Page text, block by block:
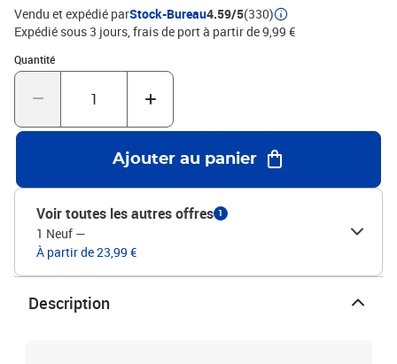
Vendu et expédié parStock-Bureau4.59/5(330)
Expédié sous 3 jours, frais de port à partir de 9,99 €
Quantité
Quantité : 1
Ajouter au panier
Voir toutes les autres offres 1
1 Neuf —
À partir de 23,99 €
Description